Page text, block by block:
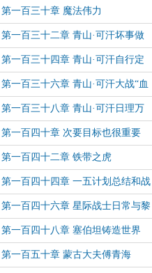
第一百三十章 魔法伟力
第一百三十二章 青山·可汗坏事做
尽
第一百三十四章 青山·可汗自行定
夺
第一百三十六章 青山·可汗大战“血
肉撕裂者”
第一百三十八章 青山·可汗日理万
机
第一百四十章 次要目标也很重要
第一百四十二章 铁带之虎
第一百四十四章 一五计划总结和战
团编制修改
第一百四十六章 星际战士日常与黎
曼·鲁斯疣猪
第一百四十八章 塞伯坦铸造世界
第一百五十章 蒙古大夫傅青海